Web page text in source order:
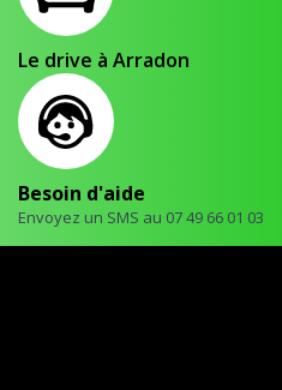
Le drive à Arradon
Besoin d'aide
Envoyez un SMS au 07 49 66 01 03